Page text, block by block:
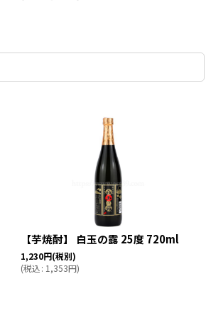
【芋焼酎】 白玉の露 25度 720ml
1,230円(税別)
(税込: 1,353円)